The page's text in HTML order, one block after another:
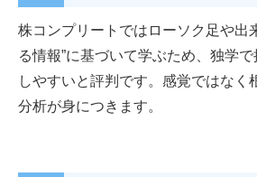
株コンプリートではローソク足や出
る情報”に基づいて学ぶため、独学
しやすいと評判です。感覚ではなく
分析が身につきます。